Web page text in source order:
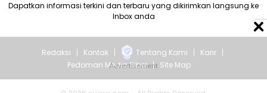
Dapatkan informasi terkini dan terbaru yang dikirimkan langsung ke
Inbox anda
Redaksi Kontak Tentang Kami
Karir
Pedoman Media Siber
Site Map